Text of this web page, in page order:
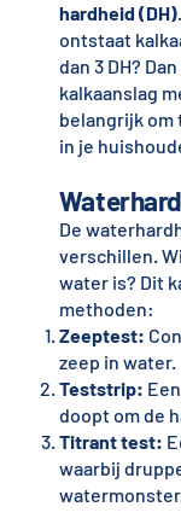
hardheid (DH)
ontstaat
dan 3 DH?
kalkaanslag
belangrijk om
in je
De
verschillen.
water is? Dit
methoden:
Zeeptest:
zeep in water.
Teststrip:
doopt om de
Titrant test:
waarbij